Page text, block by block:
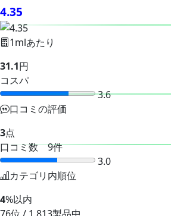
4.35
1mlあたり
31.1円
コスパ
3.6
口コミの評価
3点
口コミ数 9件
3.0
カテゴリ内順位
4%以内